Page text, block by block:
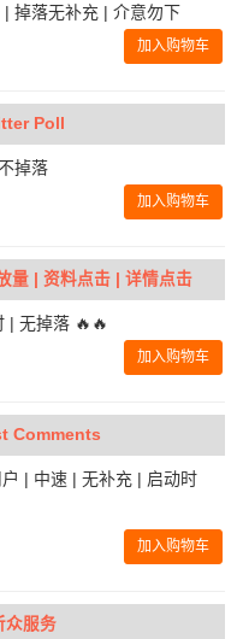
掉落无补充 | 介意勿下
加入购物车
Poll
掉落
加入购物车
量 | 资料点击 | 详情点击
| 无掉落 🔥🔥
加入购物车
Comments
| 中速 | 无补充 | 启动时
加入购物车
服务